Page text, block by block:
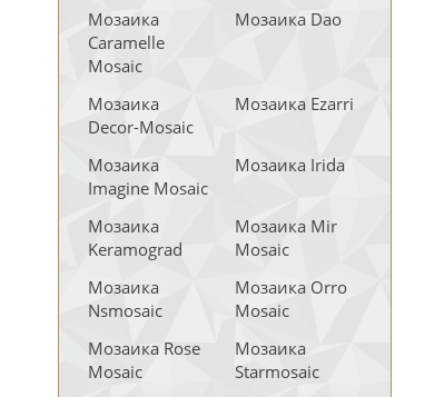
Мозаика
Caramelle
Mosaic
Мозаика Dao
Мозаика
Decor-Mosaic
Мозаика Ezarri
Мозаика
Imagine Mosaic
Мозаика Irida
Мозаика
Keramograd
Мозаика Mir
Mosaic
Мозаика
Nsmosaic
Мозаика Orro
Mosaic
Мозаика Rose
Mosaic
Мозаика
Starmosaic